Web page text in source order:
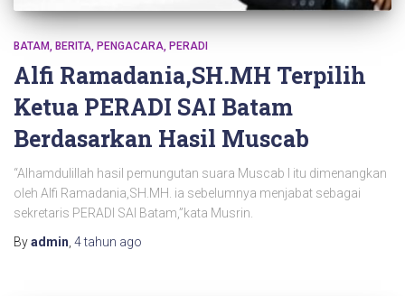
BATAM BERITA PENGACARA PERADI
Alfi Ramadania,SH.MH Terpilih
Ketua PERADI SAI Batam
Berdasarkan Hasil Muscab
“Alhamdulillah hasil pemungutan suara Muscab I itu dimenangkan
oleh Alfi Ramadania,SH.MH. ia sebelumnya menjabat sebagai
sekretaris PERADI SAI Batam,”kata Musrin.
Byadmin 4 tahun ago